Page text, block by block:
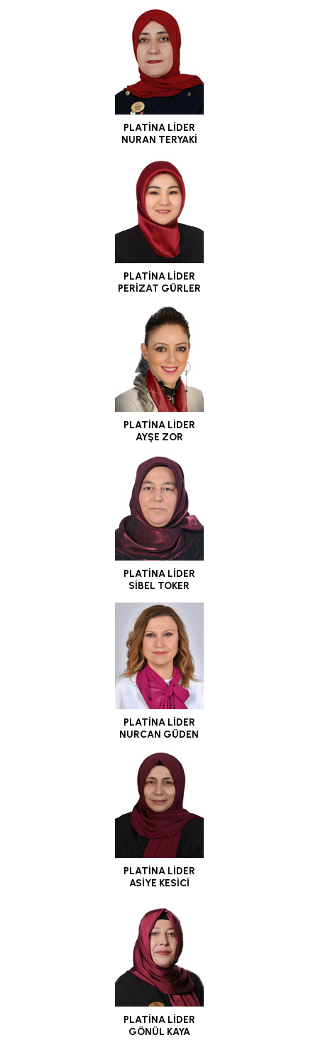
PLATİNA LİDER
NURAN TERYAKİ
PLATİNA LİDER
PERİZAT GÜRLER
PLATİNA LİDER
AYŞE ZOR
PLATİNA LİDER
SİBEL TOKER
PLATİNA LİDER
NURCAN GÜDEN
PLATİNA LİDER
ASİYE KESİCİ
PLATİNA LİDER
GÖNÜL KAYA